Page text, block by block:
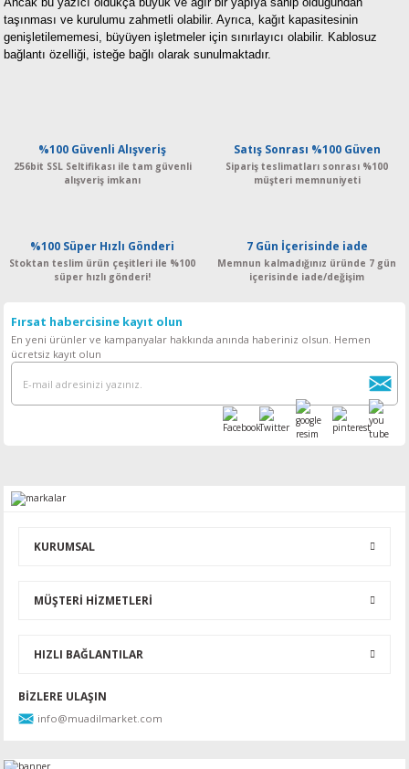
taşınması ve kurulumu zahmetli olabilir. Ayrıca, kağıt kapasitesinin
genişletilememesi, büyüyen işletmeler için sınırlayıcı olabilir. Kablosuz
bağlantı özelliği, isteğe bağlı olarak sunulmaktadır.
%100 Güvenli Alışveriş
256bit SSL Seltifikası ile tam güvenli
alışveriş imkanı
Satış Sonrası %100 Güven
Sipariş teslimatları sonrası %100
müşteri memnuniyeti
%100 Süper Hızlı Gönderi
Stoktan teslim ürün çeşitleri ile %100
süper hızlı gönderi!
7 Gün İçerisinde iade
Memnun kalmadığınız üründe 7 gün
içerisinde iade/değişim
Fırsat habercisine kayıt olun
En yeni ürünler ve kampanyalar hakkında anında haberiniz olsun. Hemen
ücretsiz kayıt olun
KURUMSAL
MÜŞTERİ HİZMETLERİ
HIZLI BAĞLANTILAR
BİZLERE ULAŞIN
info@muadilmarket.com